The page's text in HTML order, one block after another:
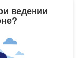
ведении